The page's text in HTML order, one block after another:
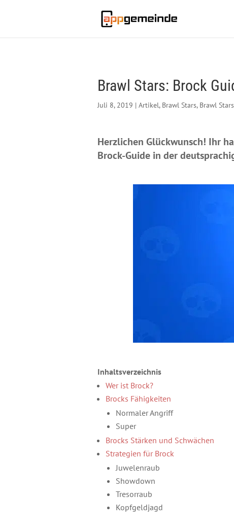
Brawl Stars: Brock
Juli 8, 2019 | Artikel, Brawl Stars, Brawl
Herzlichen Glückwunsch! Ihr
Brock-Guide in der
Inhaltsverzeichnis
Wer ist Brock?
Brocks Fähigkeiten
Normaler Angriff
Super
Brocks Stärken und Schwächen
Strategien für Brock
Juwelenraub
Showdown
Tresorraub
Kopfgeldjagd